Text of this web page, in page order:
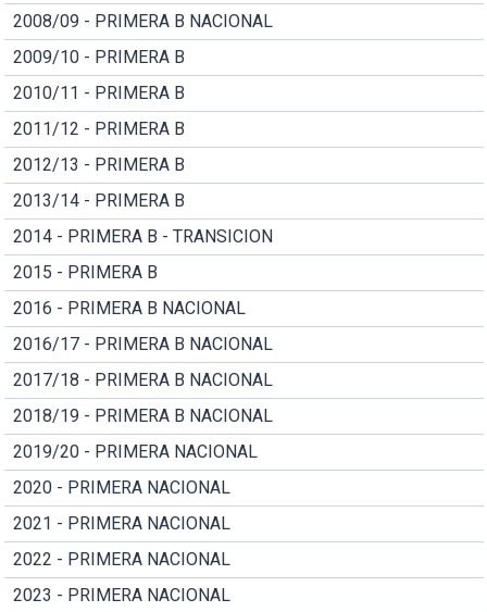
2008/09 - PRIMERA B NACIONAL
2009/10 - PRIMERA B
2010/11 - PRIMERA B
2011/12 - PRIMERA B
2012/13 - PRIMERA B
2013/14 - PRIMERA B
2014 - PRIMERA B - TRANSICION
2015 - PRIMERA B
2016 - PRIMERA B NACIONAL
2016/17 - PRIMERA B NACIONAL
2017/18 - PRIMERA B NACIONAL
2018/19 - PRIMERA B NACIONAL
2019/20 - PRIMERA NACIONAL
2020 - PRIMERA NACIONAL
2021 - PRIMERA NACIONAL
2022 - PRIMERA NACIONAL
2023 - PRIMERA NACIONAL